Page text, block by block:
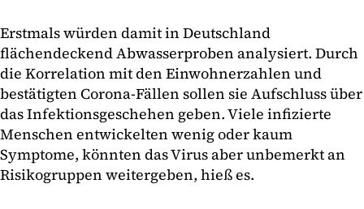
Erstmals würden damit in Deutschland
flächendeckend Abwasserproben analysiert. Durch
die Korrelation mit den Einwohnerzahlen und
bestätigten Corona-Fällen sollen sie Aufschluss über
das Infektionsgeschehen geben. Viele infizierte
Menschen entwickelten wenig oder kaum
Symptome, könnten das Virus aber unbemerkt an
Risikogruppen weitergeben, hieß es.